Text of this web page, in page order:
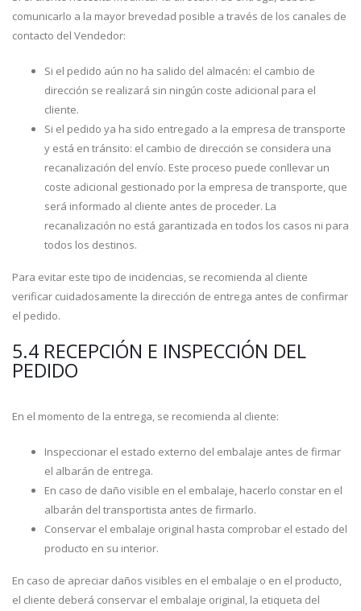
comunicarlo a la mayor brevedad posible a través de los canales de
contacto del Vendedor:
Si el pedido aún no ha salido del almacén: el cambio de
dirección se realizará sin ningún coste adicional para el
cliente.
Si el pedido ya ha sido entregado a la empresa de transporte
y está en tránsito: el cambio de dirección se considera una
recanalización del envío. Este proceso puede conllevar un
coste adicional gestionado por la empresa de transporte, que
será informado al cliente antes de proceder. La
recanalización no está garantizada en todos los casos ni para
todos los destinos.
Para evitar este tipo de incidencias, se recomienda al cliente
verificar cuidadosamente la dirección de entrega antes de confirmar
el pedido.
5.4 RECEPCIÓN E INSPECCIÓN DEL
PEDIDO
En el momento de la entrega, se recomienda al cliente:
Inspeccionar el estado externo del embalaje antes de firmar
el albarán de entrega.
En caso de daño visible en el embalaje, hacerlo constar en el
albarán del transportista antes de firmarlo.
Conservar el embalaje original hasta comprobar el estado del
producto en su interior.
En caso de apreciar daños visibles en el embalaje o en el producto,
el cliente deberá conservar el embalaje original, la etiqueta del